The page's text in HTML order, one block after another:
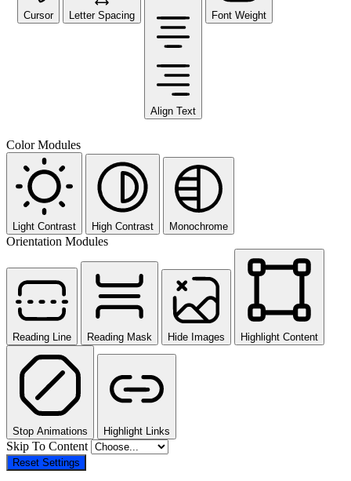
Cursor Letter Spacing
Align Text
Font Weight
Color Modules
Light Contrast High Contrast Monochrome
Orientation Modules
Reading Line Reading Mask Hide Images Highlight Content
Stop Animations Highlight Links
Skip To Content
Reset Settings